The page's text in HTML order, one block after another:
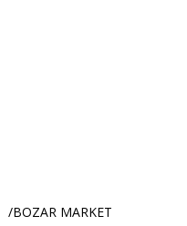
BOZAR MARKET